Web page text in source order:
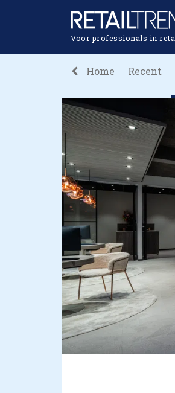
Voor professionals in
Home Recent